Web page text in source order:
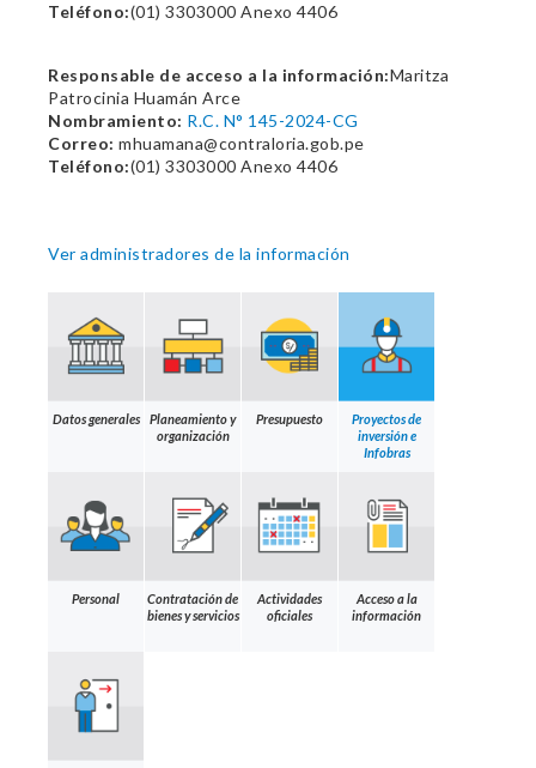
Teléfono:(01) 3303000 Anexo 4406
Responsable de acceso a la información:Maritza
Patrocinia Huamán Arce
Nombramiento: R.C. N° 145-2024-CG
Correo: mhuamana@contraloria.gob.pe
Teléfono:(01) 3303000 Anexo 4406
Ver administradores de la información
Datos generales
Planeamiento y
organización
Presupuesto
Proyectos de
inversión e
Infobras
Personal
Contratación de
bienes y servicios
Actividades
oficiales
Acceso a la
información